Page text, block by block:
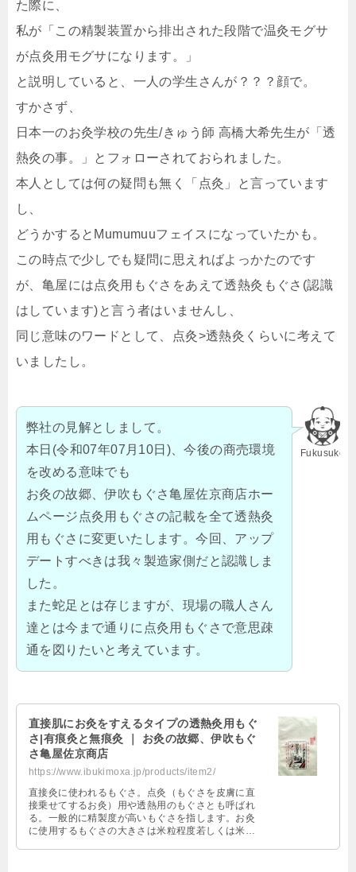
た際に、
私が「この精製装置から排出された段階で温灸モグサ
が点灸用モグサになります。」
と説明していると、一人の学生さんが？？？顔で。
すかさず、
日本一のお灸学校の先生/きゅう師 高橋大希先生が「透
熱灸の事。」とフォローされておられました。
本人としては何の疑問も無く「点灸」と言っています
し、
どうかするとMumumuuフェイスになっていたかも。
この時点で少しでも疑問に思えればよっかたのです
が、亀屋には点灸用もぐさをあえて透熱灸もぐさ(認識
はしています)と言う者はいませんし、
同じ意味のワードとして、点灸>透熱灸くらいに考えて
いましたし。
Fukusuke
弊社の見解としまして。
本日(令和07年07月10日)、今後の商売環境
を改める意味でも
お灸の故郷、伊吹もぐさ亀屋佐京商店ホー
ムページ点灸用もぐさの記載を全て透熱灸
用もぐさに変更いたします。今回、アップ
デートすべきは我々製造家側だと認識しま
した。
また蛇足とは存じますが、現場の職人さん
達とは今まで通りに点灸用もぐさで意思疎
通を図りたいと考えています。
直接肌にお灸をすえるタイプの透熱灸用もぐ
さ|有痕灸と無痕灸 ｜ お灸の故郷、伊吹もぐ
さ亀屋佐京商店
https://www.ibukimoxa.jp/products/item2/
直接灸に使われるもぐさ。点灸（もぐさを皮膚に直
接乗せてするお灸）用や透熱用のもぐさとも呼ばれ
る。一般的に精製度が高いもぐさを指します。お灸
に使用するもぐさの大きさは米粒程度若しくは米粒